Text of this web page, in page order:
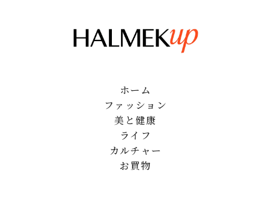
ホーム
ファッション
美と健康
ライフ
カルチャー
お買物